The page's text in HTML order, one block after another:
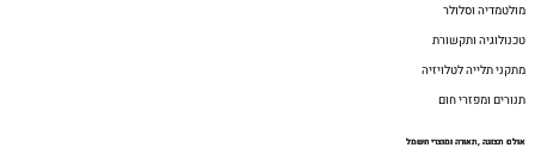
מולטמדיה וסלולר
טכנולוגיה ותקשורת
מתקני תלייה לטלויזיה
תנורים ומפזרי חום
אולם תצוגה ,תאורה ומוצרי חשמל